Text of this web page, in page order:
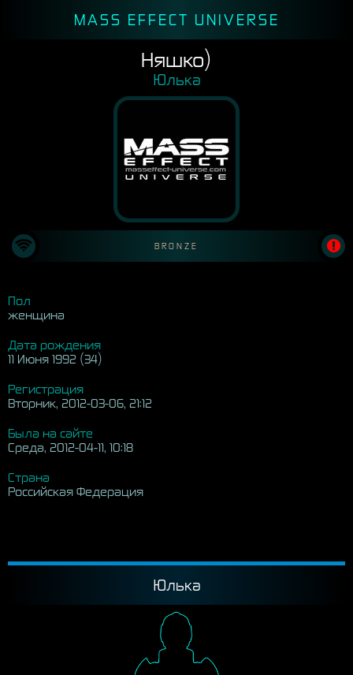
MASS EFFECT UNIVERSE
Няшко)
Юлька
BRONZE
Пол
женщина
Дата рождения
11 Июня 1992 (34)
Регистрация
Вторник, 2012-03-06, 21:12
Была на сайте
Среда, 2012-04-11, 10:18
Страна
Российская Федерация
Юлька